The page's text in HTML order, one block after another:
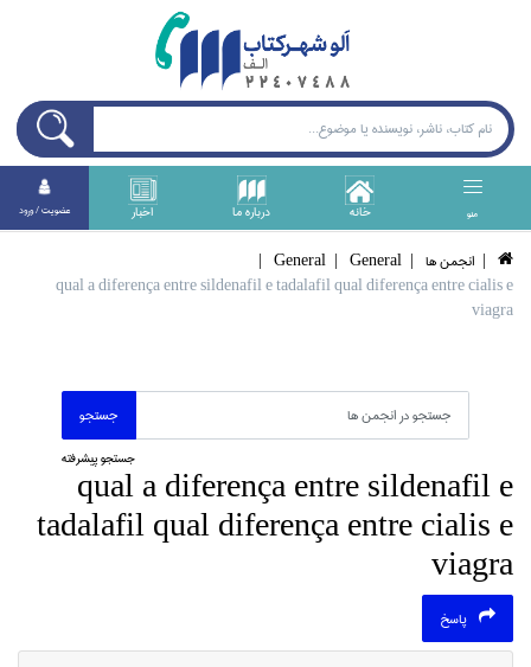
منو خانه درباره ما اخبار عضويت / ورود
انجمن ها General
General
qual a diferença entre sildenafil e tadalafil qual diferença entre cialis e
viagra
جستجو پیشرفته
qual a diferença entre sildenafil e
tadalafil qual diferença entre cialis e
viagra
پاسخ